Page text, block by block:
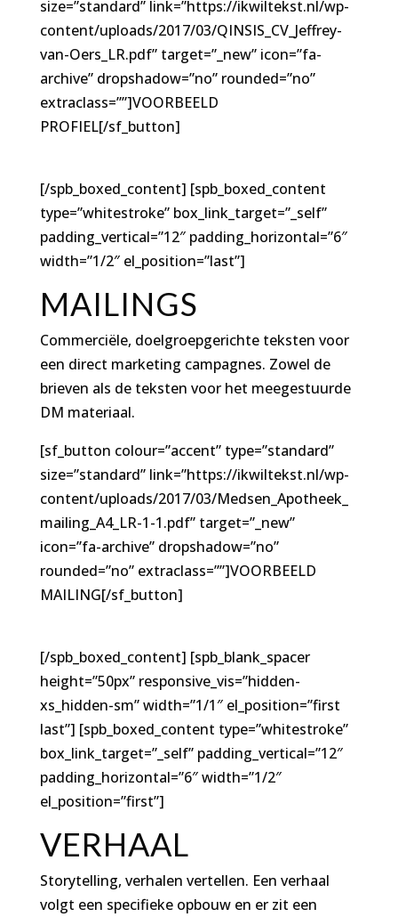
size=”standard” link=”https://ikwiltekst.nl/wp-
content/uploads/2017/03/QINSIS_CV_Jeffrey-
van-Oers_LR.pdf” target=”_new” icon=”fa-
archive” dropshadow=”no” rounded=”no”
extraclass=””]VOORBEELD
PROFIEL[/sf_button]
[/spb_boxed_content] [spb_boxed_content
type=”whitestroke” box_link_target=”_self”
padding_vertical=”12″ padding_horizontal=”6″
width=”1/2″ el_position=”last”]
MAILINGS
Commerciële, doelgroepgerichte teksten voor
een direct marketing campagnes. Zowel de
brieven als de teksten voor het meegestuurde
DM materiaal.
[sf_button colour=”accent” type=”standard”
size=”standard” link=”https://ikwiltekst.nl/wp-
content/uploads/2017/03/Medsen_Apotheek_
mailing_A4_LR-1-1.pdf” target=”_new”
icon=”fa-archive” dropshadow=”no”
rounded=”no” extraclass=””]VOORBEELD
MAILING[/sf_button]
[/spb_boxed_content] [spb_blank_spacer
height=”50px” responsive_vis=”hidden-
xs_hidden-sm” width=”1/1″ el_position=”first
last”] [spb_boxed_content type=”whitestroke”
box_link_target=”_self” padding_vertical=”12″
padding_horizontal=”6″ width=”1/2″
el_position=”first”]
VERHAAL
Storytelling, verhalen vertellen. Een verhaal
volgt een specifieke opbouw en er zit een